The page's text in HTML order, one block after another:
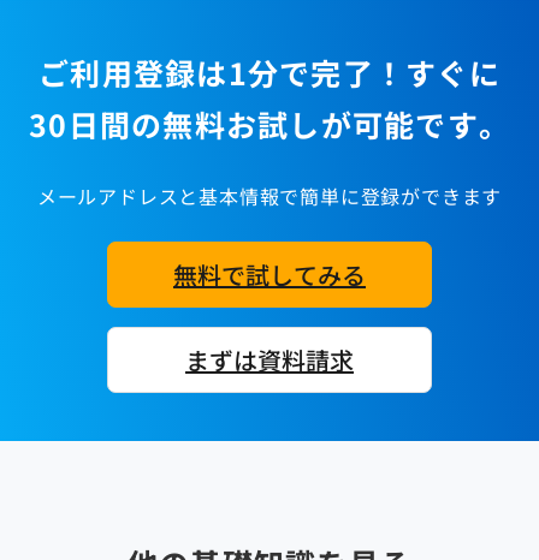
ご利用登録は1分で完了！すぐに
30日間の無料お試しが可能です。
メールアドレスと基本情報で簡単に登録ができます
無料で試してみる
まずは資料請求